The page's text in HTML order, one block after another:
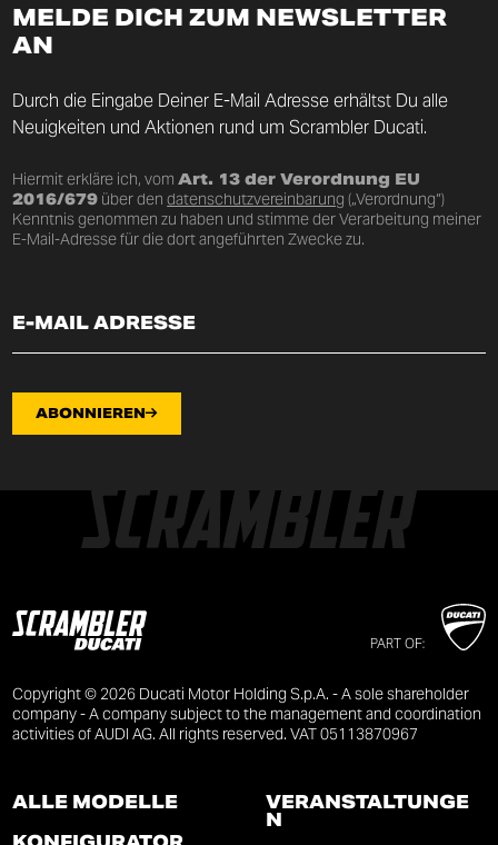
MELDE DICH ZUM NEWSLETTER
AN
Durch die Eingabe Deiner E-Mail Adresse erhältst Du alle
Neuigkeiten und Aktionen rund um Scrambler Ducati.
Hiermit erkläre ich, vomArt. 13 der Verordnung EU
2016/679 über dendatenschutzvereinbarung („Verordnung“)
Kenntnis genommen zu haben und stimme der Verarbeitung meiner
E-Mail-Adresse für die dort angeführten Zwecke zu.
ABONNIEREN
PART OF:
Copyright © 2026 Ducati Motor Holding S.p.A. - A sole shareholder
company - A company subject to the management and coordination
activities of AUDI AG. All rights reserved. VAT 05113870967
ALLE MODELLE
VERANSTALTUNGE
N